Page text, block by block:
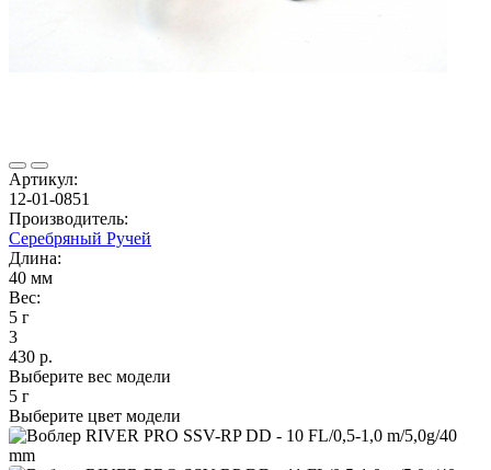
Артикул:
12-01-0851
Производитель:
Серебряный Ручей
Длина:
40 мм
Вес:
5 г
3
430 р.
Выберите вес модели
5 г
Выберите цвет модели